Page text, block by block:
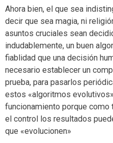
Ahora bien, el que sea
decir que sea magia, ni
asuntos cruciales sean
indudablemente, un buen
fiablidad que una decisión
necesario establecer un
prueba, para pasarlos
estos «algoritmos
funcionamiento porque
el control los resultados
que «evolucionen»